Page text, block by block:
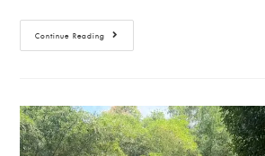
Continue Reading